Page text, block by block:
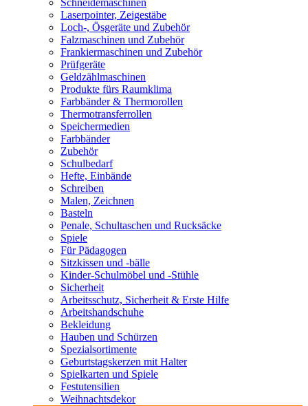
Schneidemaschinen
Laserpointer, Zeigestäbe
Loch-, Ösgeräte und Zubehör
Falzmaschinen und Zubehör
Frankiermaschinen und Zubehör
Prüfgeräte
Geldzählmaschinen
Produkte fürs Raumklima
Farbbänder & Thermorollen
Thermotransferrollen
Speichermedien
Farbbänder
Zubehör
Schulbedarf
Hefte, Einbände
Schreiben
Malen, Zeichnen
Basteln
Penale, Schultaschen und Rucksäcke
Spiele
Für Pädagogen
Sitzkissen und -bälle
Kinder-Schulmöbel und -Stühle
Sicherheit
Arbeitsschutz, Sicherheit & Erste Hilfe
Arbeitshandschuhe
Bekleidung
Hauben und Schürzen
Spezialsortimente
Geburtstagskerzen mit Halter
Spielkarten und Spiele
Festutensilien
Weihnachtsdekor